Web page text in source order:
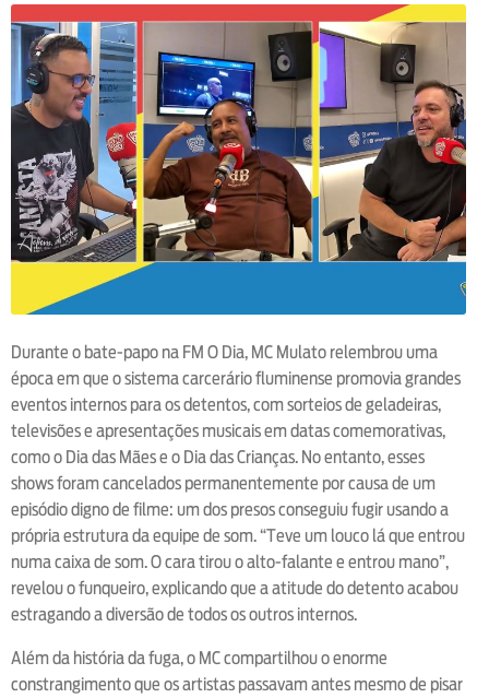
Durante o bate-papo na FM O Dia, MC Mulato relembrou uma
época em que o sistema carcerário fluminense promovia grandes
eventos internos para os detentos, com sorteios de geladeiras,
televisões e apresentações musicais em datas comemorativas,
como o Dia das Mães e o Dia das Crianças. No entanto, esses
shows foram cancelados permanentemente por causa de um
episódio digno de filme: um dos presos conseguiu fugir usando a
própria estrutura da equipe de som. “Teve um louco lá que entrou
numa caixa de som. O cara tirou o alto-falante e entrou mano”,
revelou o funqueiro, explicando que a atitude do detento acabou
estragando a diversão de todos os outros internos.
Além da história da fuga, o MC compartilhou o enorme
constrangimento que os artistas passavam antes mesmo de pisar